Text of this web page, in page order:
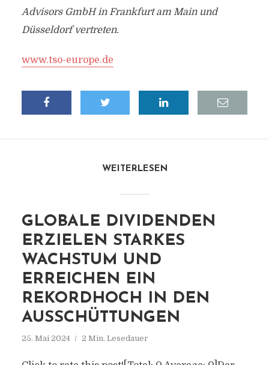
Advisors GmbH in Frankfurt am Main und
Düsseldorf vertreten.
www.tso-europe.de
WEITERLESEN
GLOBALE DIVIDENDEN
ERZIELEN STARKES
WACHSTUM UND
ERREICHEN EIN
REKORDHOCH IN DEN
AUSSCHÜTTUNGEN
25. Mai 2024 2 Min. Lesedauer